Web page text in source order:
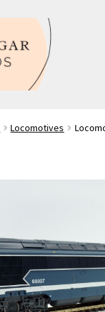
Locomotives